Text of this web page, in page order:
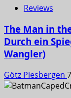
Reviews
The Man in
Durch ein
Wangler)
Götz Piesbergen